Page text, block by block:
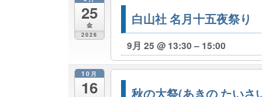
25
金
2026
白山社 名月十五夜祭り
9月 25 @ 13:30 – 15:00
10月
16 秋の大祭(あきの たいさ